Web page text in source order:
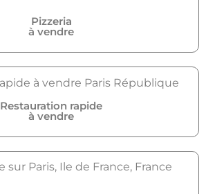
Pizzeria
à vendre
Restauration rapide
à vendre